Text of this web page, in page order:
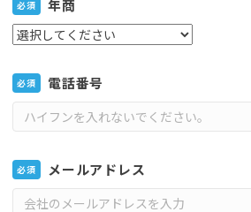
必須 年商
必須 電話番号
必須 メールアドレス